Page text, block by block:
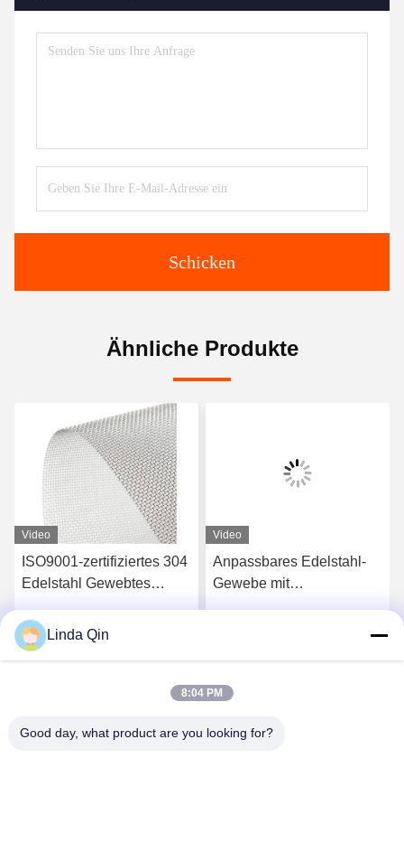
Schicken
Ähnliche Produkte
Video
Anpassbares Edelstahl-
Gewebe mit
Alkalibeständigkeit
Jetzt Chatten
Video
20-400 Mikron 304 316
Edelstahl Gewebtes
Linda Qin
8:04 PM
Good day, what product are you looking for?